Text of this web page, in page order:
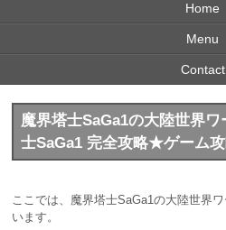
Home
Menu
Contact
魔界塔士SaGa1の大陸世界
士SaGa1 完全攻略★ゲーム
ここでは、魔界塔士SaGa1の大陸世界
います。